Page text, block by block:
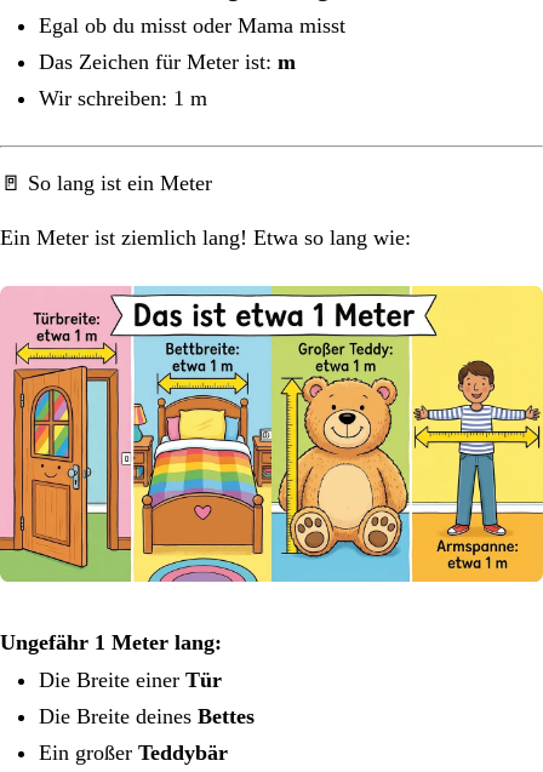
Egal ob du misst oder Mama misst
Das Zeichen für Meter ist: m
Wir schreiben: 1 m
🚪 So lang ist ein Meter
Ein Meter ist ziemlich lang! Etwa so lang wie:
Ungefähr 1 Meter lang:
Die Breite einer Tür
Die Breite deines Bettes
Ein großer Teddybär